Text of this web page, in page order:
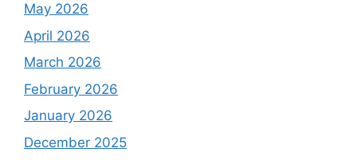
May 2026
April 2026
March 2026
February 2026
January 2026
December 2025